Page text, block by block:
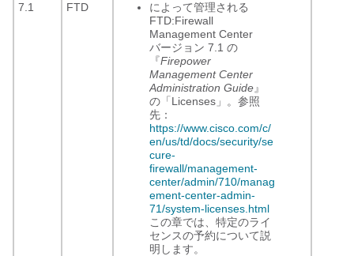
7.1 FTD
によって管理される
FTD:Firewall
Management Center
バージョン 7.1 の
『Firepower
Management Center
Administration Guide』
の「Licenses」。参照
先：
https://www.cisco.com/c/
en/us/td/docs/security/se
cure-
firewall/management-
center/admin/710/manag
ement-center-admin-
71/system-licenses.html
この章では、特定のライ
センスの予約について説
明します。